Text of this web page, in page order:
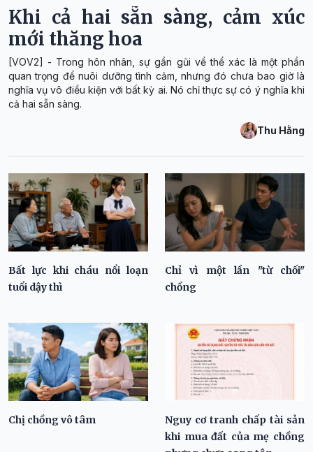
Khi cả hai sẵn sàng, cảm xúc
mới thăng hoa
[VOV2] - Trong hôn nhân, sự gần gũi về thể xác là một phần
quan trọng để nuôi dưỡng tình cảm, nhưng đó chưa bao giờ là
nghĩa vụ vô điều kiện với bất kỳ ai. Nó chỉ thực sự có ý nghĩa khi
cả hai sẵn sàng.
Thu Hằng
Bất lực khi cháu nổi loạn
tuổi dậy thì
Chỉ vì một lần "từ chối"
chồng
Chị chồng vô tâm
Nguy cơ tranh chấp tài sản
khi mua đất của mẹ chồng